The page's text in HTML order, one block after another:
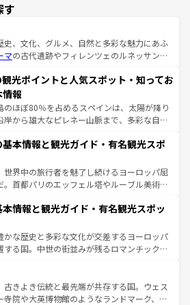
す
史、文化、グルメ、自然と多彩な魅力にあふ
マの古代遺跡やフィレンツェのルネッサンス
ーナの美しい田園風景やアマルフィ海岸の絶
景観も見逃せない。観光の合間には、本場の
など、絶品のイタリア料理を堪能することも
覚めてから夜眠るまで、すべての瞬間を楽し
イタリア情報はコンテンツ一覧を参照してほ
光ポイントと人気スポット・知ってお
情報
のほぼ80％を占めるスペインは、太陽が降り
岸から雄大なピレネー山脈まで、多彩な自然
この国では、情熱的なフラメンコ、熱気あふ
して美味しいタパスが生活の一部となってい
リードの洗練された雰囲気や、バルセロナの
た街角から、地方では古代ローマ遺跡や中世
よって風土や気候が異なるスペインはその個
を参照してほしい。
本情報と観光ガイド・有名観光スポ
世界中の旅行者を魅了し続けるヨーロッパ屈
。首都パリのエッフェル塔やルーブル美術館
力が詰まっている。華麗な宮殿、歴史的な大
ビーチ、そして豊かな自然が、訪れる者を心
。また、フランスは美食の国としても知ら
料理はユネスコ無形文化遺産にも登録されて
ンダー畑など、多彩な楽しみ方が可能だ。さ
外の地域にも魅力が溢れており、どの街角に
と文化が息づいている。パリ以外の個性あふ
本情報と観光ガイド・有名観光スポッ
かな歴史と多彩な文化が交差するヨーロッパ
する国。中世の街並みが残るロマンチック街
国は、どこを歩いても飽きることがない。ベ
的活気、バイエルン州のアルプスの絶景、そ
沿いのワイン畑といった風景は必見。ビール
古きよき伝統と最先端が共存する国。ウェス
寺院や大英博物館のようなランドマーク、歴